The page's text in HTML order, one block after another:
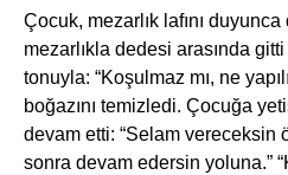
Çocuk, mezarlık lafını duyunca
mezarlıkla dedesi arasında
tonuyla: “Koşulmaz mı, ne
boğazını temizledi. Çocuğa
devam etti: “Selam vereceksin
sonra devam edersin yoluna.”